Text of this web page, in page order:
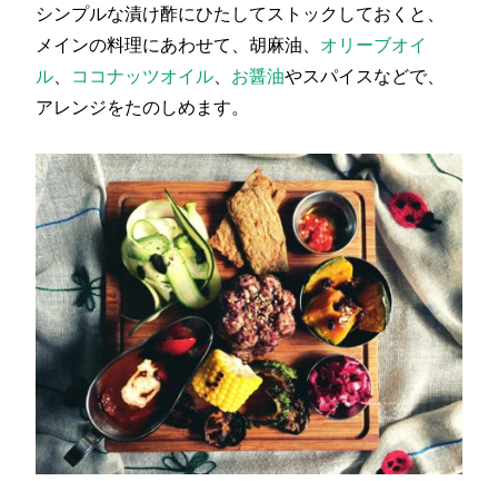
シンプルな漬け酢にひたしてストックしておくと、
メインの料理にあわせて、胡麻油、 オリーブオイ
ル
ココナッツオイル お醤油やスパイスなどで、
アレンジをたのしめます。